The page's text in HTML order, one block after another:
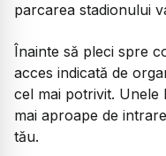
parcarea stadionului
Înainte să pleci spre
acces indicată de
cel mai potrivit. Unele
mai aproape de
tău.